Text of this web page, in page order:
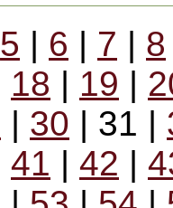
5 | 6 | 7 | 8
18 | 19 |
| 30 | 31 |
41 | 42 |